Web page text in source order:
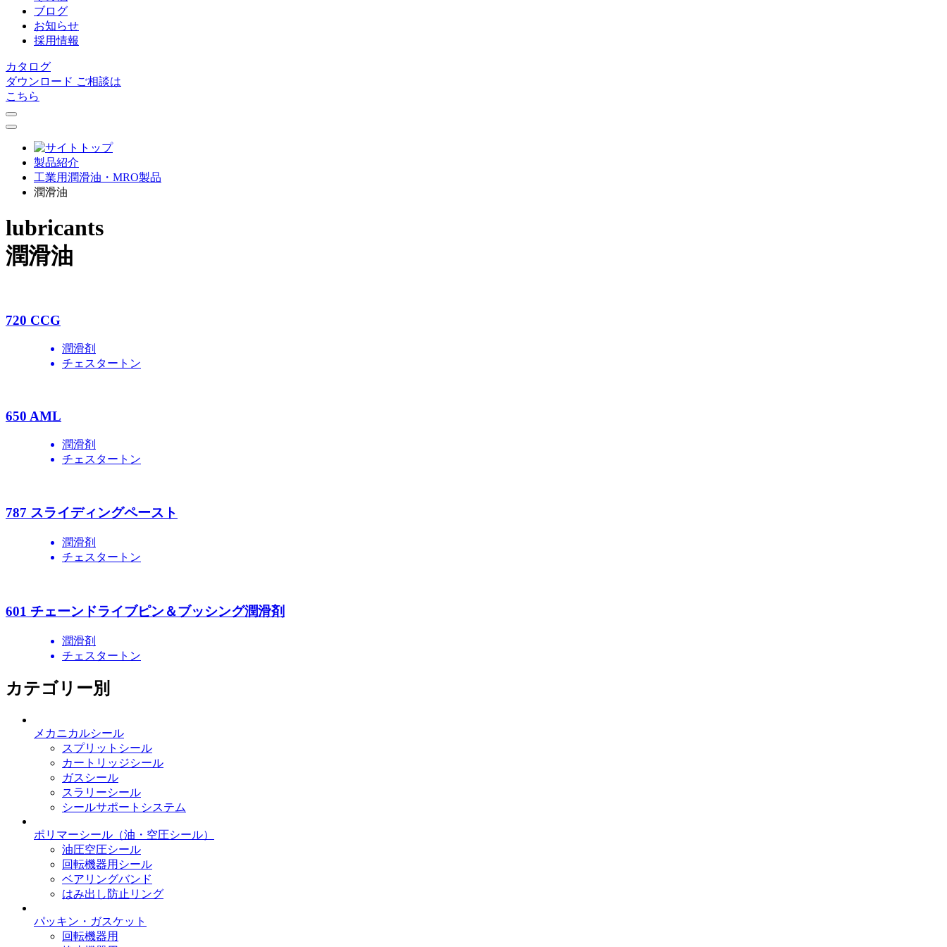
ブログ
お知らせ
採用情報
カタログ
ダウンロード ご相談は
こちら
製品紹介
⼯業⽤潤滑油・MRO製品
潤滑油
lubricants
潤滑油
720 CCG
潤滑剤
チェスタートン
650 AML
潤滑剤
チェスタートン
787 スライディングペースト
潤滑剤
チェスタートン
601 チェーンドライブピン＆ブッシング潤滑剤
潤滑剤
チェスタートン
カテゴリー別
メカニカルシール
スプリットシール
カートリッジシール
ガスシール
スラリーシール
シールサポートシステム
ポリマーシール （油・空圧シール）
油圧空圧シール
回転機器用シール
ベアリングバンド
はみ出し防止リング
パッキン・ガスケット
回転機器用